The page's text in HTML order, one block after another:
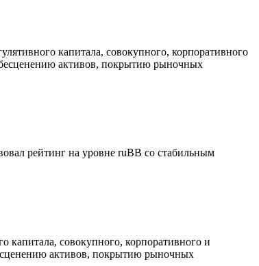
капитала, совокупного, корпоративного
активов, покрытию рыночных
рейтинг на уровне ruBВ со стабильным
капитала, совокупного, корпоративного и
активов, покрытию рыночных